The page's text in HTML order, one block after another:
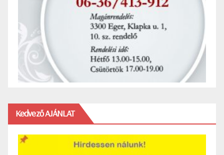
Kedvező AJÁNLAT